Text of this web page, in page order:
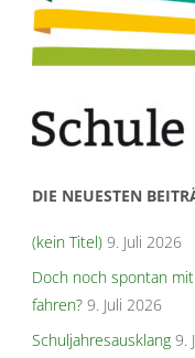
DIE NEUESTEN
(kein Titel) 9. Juli 2026
Doch noch spontan
fahren? 9. Juli 2026
Schuljahresausklang 9.